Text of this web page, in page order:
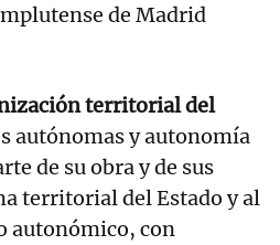
de Madrid
territorial del
autónomas y autonomía
de su obra y de sus
territorial del Estado y al
autonómico, con